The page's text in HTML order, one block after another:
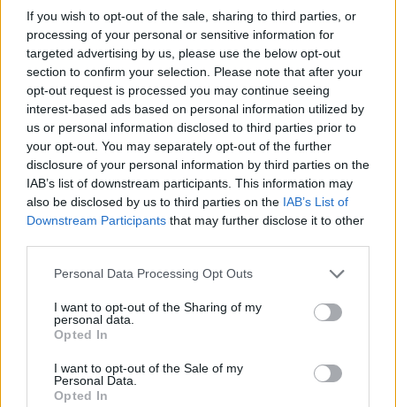
If you wish to opt-out of the sale, sharing to third parties, or
processing of your personal or sensitive information for
targeted advertising by us, please use the below opt-out
section to confirm your selection. Please note that after your
opt-out request is processed you may continue seeing
interest-based ads based on personal information utilized by
us or personal information disclosed to third parties prior to
your opt-out. You may separately opt-out of the further
disclosure of your personal information by third parties on the
IAB’s list of downstream participants. This information may
also be disclosed by us to third parties on the IAB’s List of
Downstream Participants that may further disclose it to other
Personal Data Processing Opt Outs
I want to opt-out of the Sharing of my
personal data.
Opted In
I want to opt-out of the Sale of my
Personal Data.
Opted In
Ακολουθήστε το Pink.gr στοGoogle Newsκαι
μάθετε πρώτοιτα πιο hot νέα
Ακολουθήστε το Pink.gr και στο
Instagram